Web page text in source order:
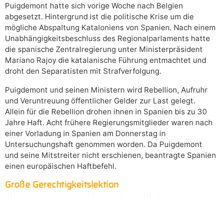
Puigdemont hatte sich vorige Woche nach Belgien
abgesetzt. Hintergrund ist die politische Krise um die
mögliche Abspaltung Kataloniens von Spanien. Nach einem
Unabhängigkeitsbeschluss des Regionalparlaments hatte
die spanische Zentralregierung unter Ministerpräsident
Mariano Rajoy die katalanische Führung entmachtet und
droht den Separatisten mit Strafverfolgung.
Puigdemont und seinen Ministern wird Rebellion, Aufruhr
und Veruntreuung öffentlicher Gelder zur Last gelegt.
Allein für die Rebellion drohen ihnen in Spanien bis zu 30
Jahre Haft. Acht frühere Regierungsmitglieder waren nach
einer Vorladung in Spanien am Donnerstag in
Untersuchungshaft genommen worden. Da Puigdemont
und seine Mitstreiter nicht erschienen, beantragte Spanien
einen europäischen Haftbefehl.
Große Gerechtigkeitslektion